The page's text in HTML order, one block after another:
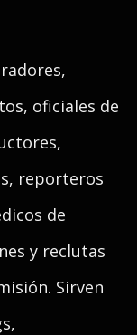
oficiales de
reporteros
de
y reclutas
Sirven